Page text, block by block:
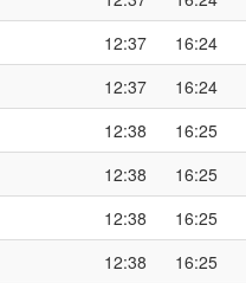
12:37 16:24
12:37 16:24
12:38 16:25
12:38 16:25
12:38 16:25
12:38 16:25